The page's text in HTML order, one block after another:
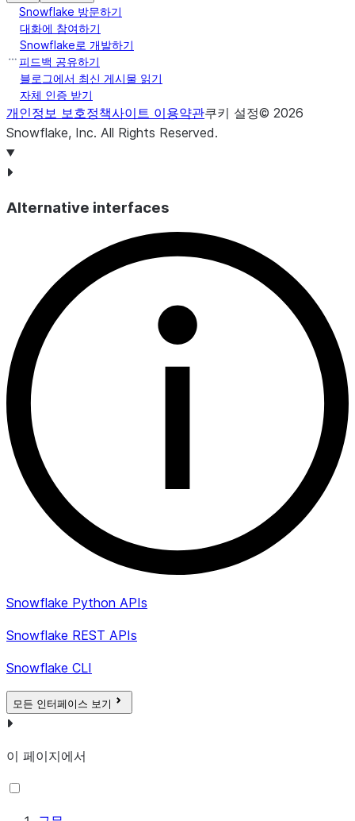
Snowflake 방문하기
대화에 참여하기
Snowflake로 개발하기
피드백 공유하기
블로그에서 최신 게시물 읽기
자체 인증 받기
개인정보 보호정책사이트 이용약관쿠키 설정© 2026
Snowflake, Inc. All Rights Reserved.
Alternative interfaces
Snowflake Python APIs
Snowflake REST APIs
Snowflake CLI
모든 인터페이스 보기
이 페이지에서